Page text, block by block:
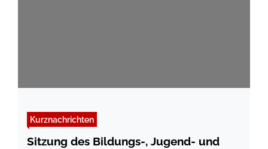
Kurznachrichten
Sitzung des Bildungs-, Jugend- und